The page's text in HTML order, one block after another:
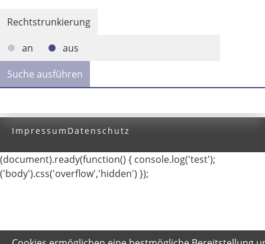
Rechtstrunkierung
an
aus
Impressum Datenschutz
(document).ready(function() { console.log('test');
('body').css('overflow','hidden') });